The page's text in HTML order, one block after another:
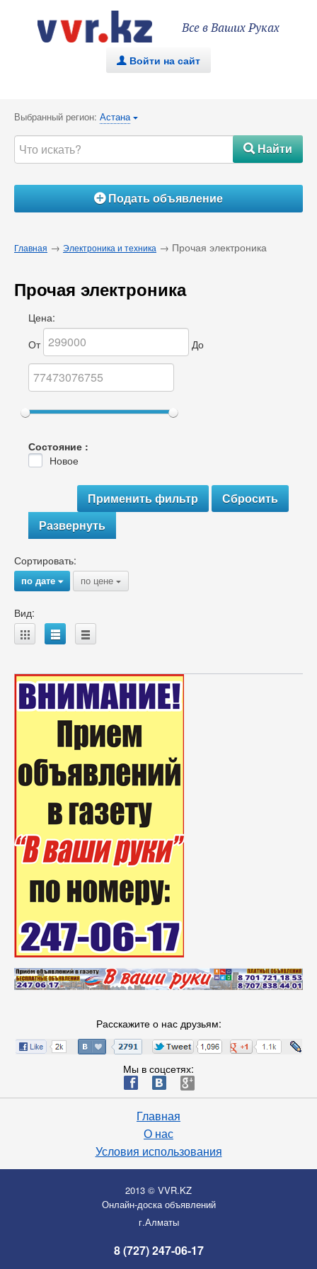
Все в Ваших Руках
. Войти на сайт
Выбранный регион: Астана {
#Найти
ÁПодать объявление
Главная → Электроника и техника → Прочая электроника
Прочая электроника
Цена:
От
До
Состояние :
Новое
Развернуть
Сортировать:
по дате{ по цене {
Вид:
A B C
Расскажите о нас друзьям:
Мы в соцсетях:
ä æ è
Главная
О нас
Условия использования
2013 © VVR.KZ
Онлайн-доска объявлений
г.Алматы
8 (727) 247-06-17